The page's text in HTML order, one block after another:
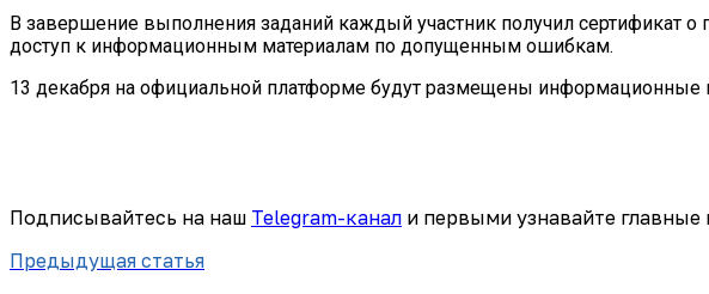
В завершение выполнения заданий каждый участник получил сертификат
доступ к информационным материалам по допущенным ошибкам.
13 декабря на официальной платформе будут размещены информационные
Подписывайтесь на наш Telegram-канал и первыми узнавайте главные
Предыдущая статья